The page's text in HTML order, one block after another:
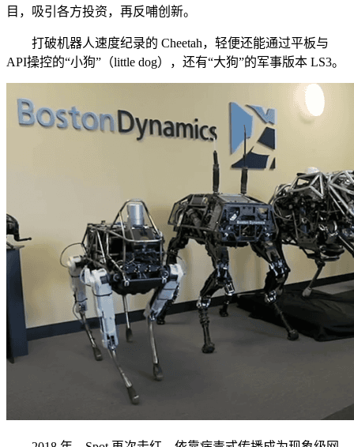
目，吸引各方投资，再反哺创新。
打破机器人速度纪录的 Cheetah，轻便还能通过平板与
API操控的“小狗”（little dog），还有“大狗”的军事版本 LS3。